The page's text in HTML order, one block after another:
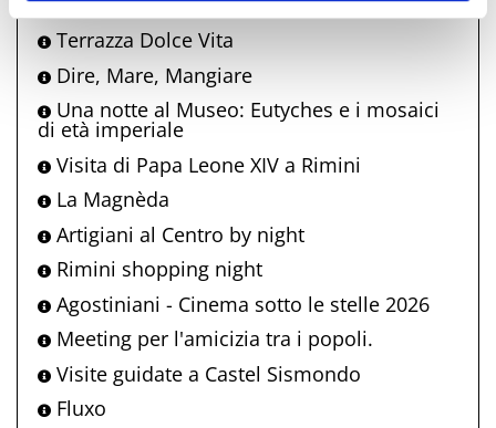
Terrazza Dolce Vita
Dire, Mare, Mangiare
Una notte al Museo: Eutyches e i mosaici
di età imperiale
Visita di Papa Leone XIV a Rimini
La Magnèda
Artigiani al Centro by night
Rimini shopping night
Agostiniani - Cinema sotto le stelle 2026
Meeting per l'amicizia tra i popoli.
Visite guidate a Castel Sismondo
Fluxo